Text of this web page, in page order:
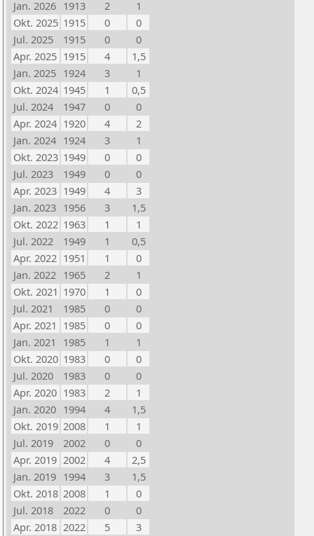
Jan. 2026 1913 2
1
Okt. 2025 1915 0
0
Jul. 2025
1915 0
0
Apr. 2025 1915 4
1,5
Jan. 2025 1924 3
1
Okt. 2024 1945 1
0,5
Jul. 2024
1947 0
0
Apr. 2024 1920 4
2
Jan. 2024 1924 3
1
Okt. 2023 1949 0
0
Jul. 2023
1949 0
0
Apr. 2023 1949 4
3
Jan. 2023 1956 3
1,5
Okt. 2022 1963 1
1
Jul. 2022
1949 1
0,5
Apr. 2022 1951 1
0
Jan. 2022 1965 2
1
Okt. 2021 1970 1
0
Jul. 2021
1985 0
0
Apr. 2021 1985 0
0
Jan. 2021
1985 1
1
Okt. 2020 1983 0
0
Jul. 2020
1983 0
0
Apr. 2020 1983 2
1
Jan. 2020 1994 4
1,5
Okt. 2019 2008 1
1
Jul. 2019
2002 0
0
Apr. 2019 2002 4
2,5
Jan. 2019 1994 3
1,5
Okt. 2018 2008 1
0
Jul. 2018
2022 0
0
Apr. 2018 2022 5
3